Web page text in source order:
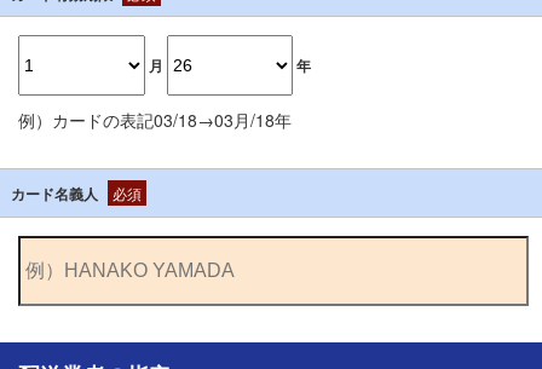
月 年
例）カードの表記03/18→03月/18年
カード名義人 必須